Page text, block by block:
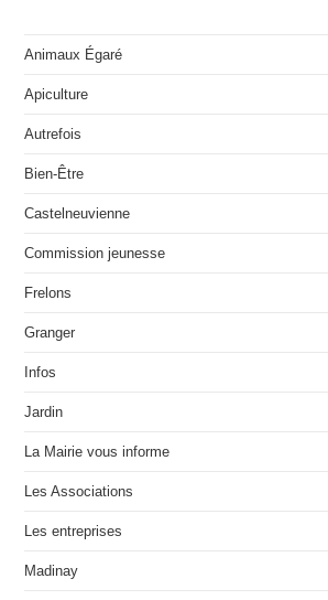
Animaux Égaré
Apiculture
Autrefois
Bien-Être
Castelneuvienne
Commission jeunesse
Frelons
Granger
Infos
Jardin
La Mairie vous informe
Les Associations
Les entreprises
Madinay